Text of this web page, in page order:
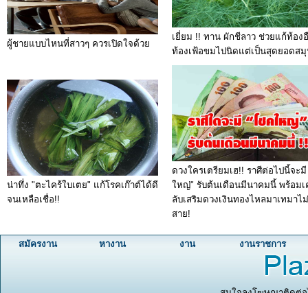
ผู้ชายแบบไหนที่สาวๆ ควรเปิดใจด้วย
เยี่ยม !! ทาน ผักชีลาว ช่วยแก้ท้อง
ท้องเฟ้อขมไปนิดแต่เป็นสุดยอดส
น่าทึ่ง "ตะไคร้ใบเตย" แก้โรคเก๊าต์ได้ดี
จนเหลือเชื่อ!!
ดวงใครเตรียมเฮ!! ราศีต่อไปนี้จะ
ใหญ่" รับต้นเดือนมีนาคมนี้ พร้อมเ
ลับเสริมดวงเงินทองไหลมาเทมาไ
สาย!
สมัครงาน หางาน งาน งานราชการ